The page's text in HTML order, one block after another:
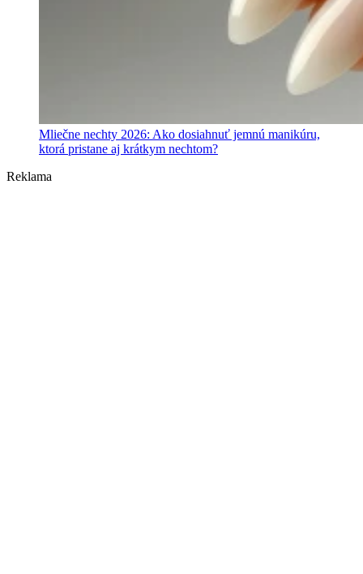
Mliečne nechty 2026: Ako dosiahnuť jemnú manikúru,
ktorá pristane aj krátkym nechtom?
Reklama